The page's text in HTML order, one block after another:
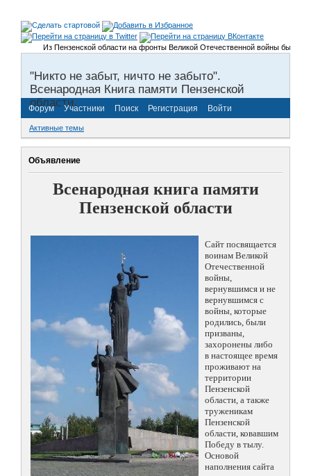
Из Пензенской области на фронты Великой Отечественной войны было
"Никто не забыт, ничто не забыто".
Всенародная Книга памяти Пензенской
области.
Форум Участники Поиск Регистрация Войти
Активные темы
Объявление
Всенародная книга памяти
Пензенской области
Сайт посвящается
воинам Великой
Отечественной
войны,
вернувшимся и не
вернувшимся с
войны, которые
родились, были
призваны,
захоронены либо
в настоящее время
проживают на
территории
Пензенской
области, а также
труженикам
Пензенской
области, ковавшим
Победу в тылу.
Основой
наполнения сайта